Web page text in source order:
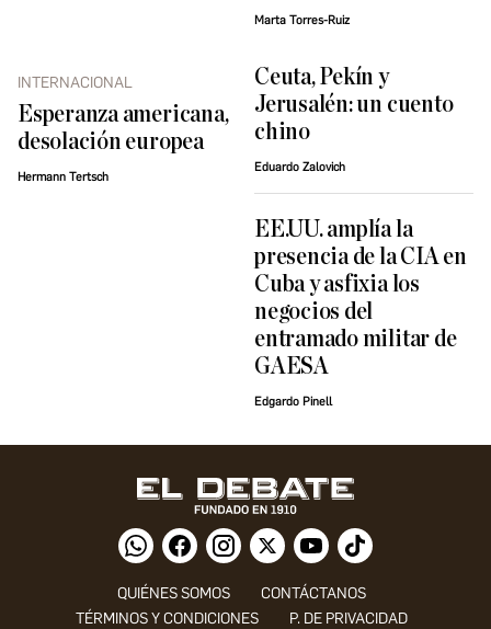
Marta Torres-Ruiz
INTERNACIONAL
Esperanza americana,
desolación europea
Hermann Tertsch
Ceuta, Pekín y
Jerusalén: un cuento
chino
Eduardo Zalovich
EE.UU. amplía la
presencia de la CIA en
Cuba y asfixia los
negocios del
entramado militar de
GAESA
Edgardo Pinell
QUIÉNES SOMOS
CONTÁCTANOS
TÉRMINOS Y CONDICIONES
P. DE PRIVACIDAD